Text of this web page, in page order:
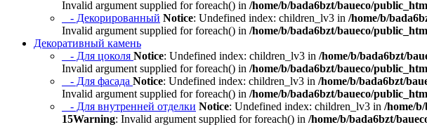
Invalid argument supplied for foreach() in /home/b/bada6bzt/baueco/
- Декорированный Notice: Undefined index: children_lv3 in /home/b/
Invalid argument supplied for foreach() in /home/b/bada6bzt/baueco/
Декоративный камень
- Для цоколя Notice: Undefined index: children_lv3 in /home/b/bada6bzt/
Invalid argument supplied for foreach() in /home/b/bada6bzt/baueco/
- Для фасада Notice: Undefined index: children_lv3 in /home/b/bada6bzt/
Invalid argument supplied for foreach() in /home/b/bada6bzt/baueco/
- Для внутренней отделки Notice: Undefined index: children_lv3 in /home/
15Warning: Invalid argument supplied for foreach() in /home/b/bada6bzt/